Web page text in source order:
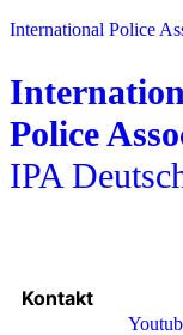
International Police
Police
IPA
Kontakt